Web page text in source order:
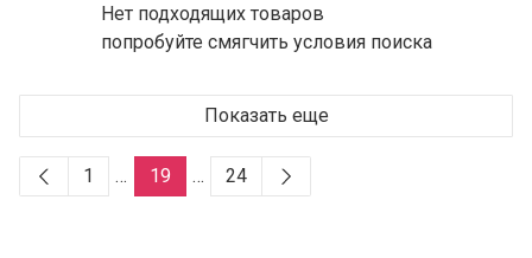
Нет подходящих товаров
попробуйте смягчить условия поиска
Показать еще
1 … 19 … 24